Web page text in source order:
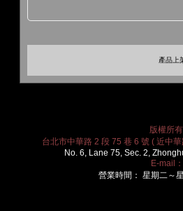
產品上
版權所
台北市中華路 2 段 75 巷 6 號 ( 近中
No. 6, Lane 75, Sec. 2,
E-mail：
營業時間： 星期二～